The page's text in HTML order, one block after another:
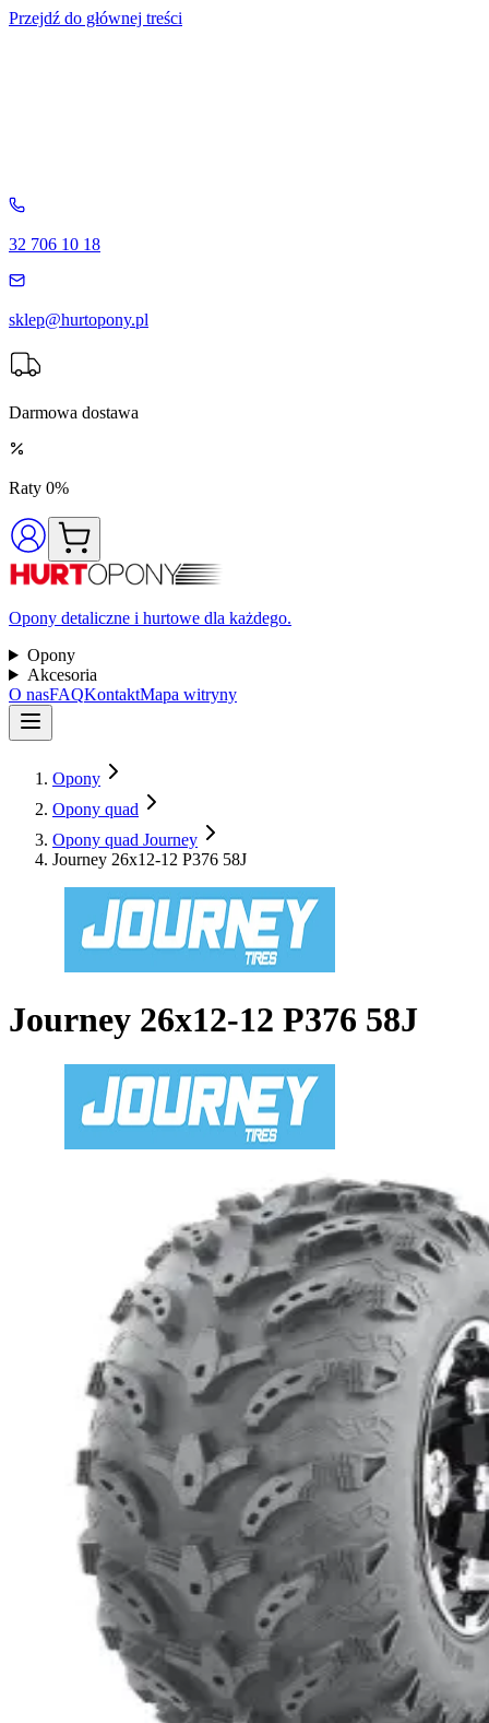
Przejdź do głównej treści
32 706 10 18
sklep@hurtopony.pl
Darmowa dostawa
Raty 0%
Opony detaliczne i hurtowe dla każdego.
Opony
Akcesoria
O nasFAQKontaktMapa witryny
Opony
Opony quad
Opony quad Journey
Journey 26x12-12 P376 58J
Journey 26x12-12 P376 58J